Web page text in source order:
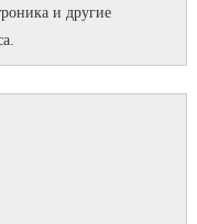
и другие